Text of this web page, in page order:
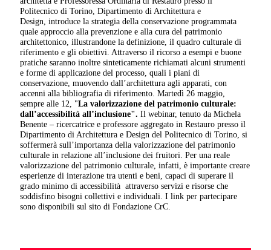
Politecnico di Torino, Dipartimento di Architettura e
Design, introduce la strategia della conservazione programmata
quale approccio alla prevenzione e alla cura del patrimonio
architettonico, illustrandone la definizione, il quadro culturale di
riferimento e gli obiettivi. Attraverso il ricorso a esempi e buone
pratiche saranno inoltre sinteticamente richiamati alcuni strumenti
e forme di applicazione del processo, quali i piani di
conservazione, muovendo dall’architettura agli apparati, con
accenni alla bibliografia di riferimento. Martedì 26 maggio,
sempre alle 12, "La valorizzazione del patrimonio culturale:
dall’accessibilità all’inclusione".Il webinar, tenuto da Michela
Benente – ricercatrice e professore aggregato in Restauro presso il
Dipartimento di Architettura e Design del Politecnico di Torino, si
soffermerà sull’importanza della valorizzazione del patrimonio
culturale in relazione all’inclusione dei fruitori. Per una reale
valorizzazione del patrimonio culturale, infatti, è importante creare
esperienze di interazione tra utenti e beni, capaci di superare il
grado minimo di accessibilità attraverso servizi e risorse che
soddisfino bisogni collettivi e individuali. I link per partecipare
sono disponibili sul sito di Fondazione CrC.